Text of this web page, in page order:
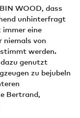
WOOD, dass
unhinterfragt
eine
niemals von
werden.
genutzt
zu bejubeln
Bertrand,